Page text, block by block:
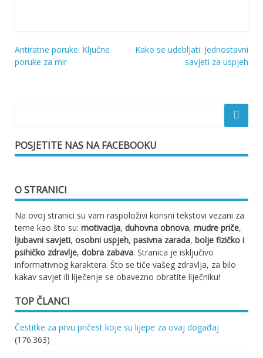
Navigacija
Antiratne poruke: Ključne
poruke za mir
Kako se udebljati: Jednostavni
savjeti za uspjeh
POSJETITE NAS NA FACEBOOKU
O STRANICI
Na ovoj stranici su vam raspoloživi korisni tekstovi vezani za
teme kao što su: motivacija, duhovna obnova, mudre priče,
ljubavni savjeti, osobni uspjeh, pasivna zarada, bolje fizičko i
psihičko zdravlje, dobra zabava. Stranica je isključivo
informativnog karaktera. Što se tiče vašeg zdravlja, za bilo
kakav savjet ili liječenje se obavezno obratite liječniku!
TOP ČLANCI
Čestitke za prvu pričest koje su lijepe za ovaj događaj
(176.363)